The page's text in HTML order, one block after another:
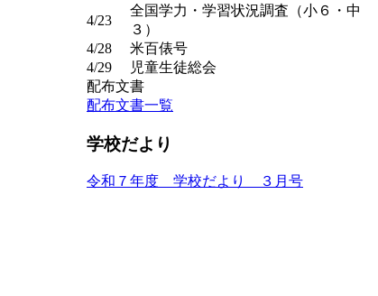
4/23
全国学力・学習状況調査（小６・中
３）
4/28
米百俵号
4/29
児童生徒総会
配布文書
配布文書一覧
学校だより
令和７年度 学校だより ３月号